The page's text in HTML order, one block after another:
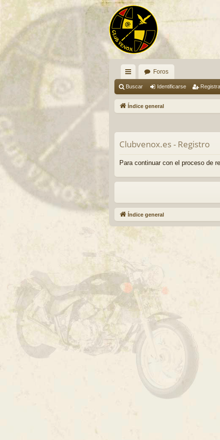
nl
ac
rá
pi
do
Foros
Buscar Identificarse
Índice general
Clubvenox.es - Registro
Para continuar con el proceso de
Índice general